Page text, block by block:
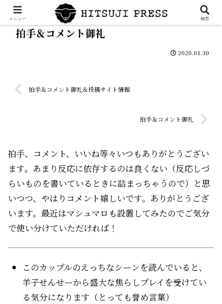
拍手＆コメント御礼
2020.01.30
拍手＆コメント御礼＆投稿サイト情報
拍手＆コメント御礼
拍手、コメント、いいね等々いつもありがとうござい
ます。あまり反応に依存するのは良くない（反応しづ
らいものを書いているときに詰まっちゃうので）と思
いつつ、やはりコメント嬉しいです。ありがとうござ
います。最近はマシュマロも設置してみたのでご気分
で使い分けていただければ！
このカップルのえっちなシーンを読んでいると、
羊子せんせーから盛大な焦らしプレイを受けてい
る気分になります（とっても誉め言葉）
メニュー 検索